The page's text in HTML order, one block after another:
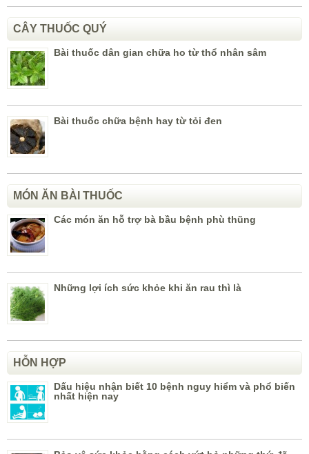
CÂY THUỐC QUÝ
Bài thuốc dân gian chữa ho từ thổ nhân sâm
Bài thuốc chữa bệnh hay từ tỏi đen
MÓN ĂN BÀI THUỐC
Các món ăn hỗ trợ bà bầu bệnh phù thũng
Những lợi ích sức khỏe khi ăn rau thì là
HỖN HỢP
Dấu hiệu nhận biết 10 bệnh nguy hiểm và phổ biến
nhất hiện nay